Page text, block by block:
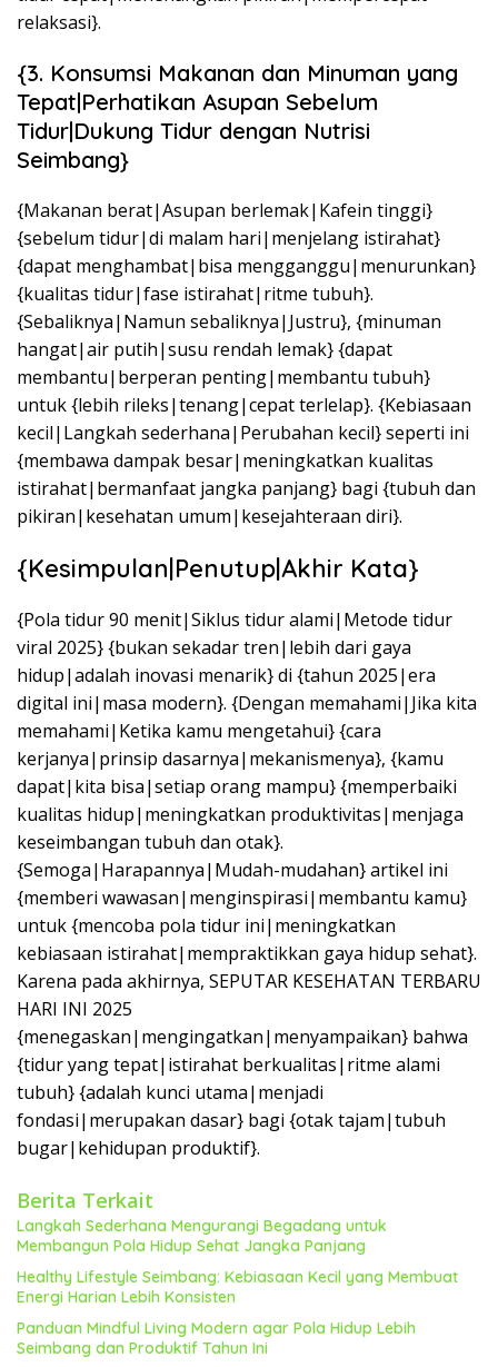
relaksasi}.
{3. Konsumsi Makanan dan Minuman yang
Tepat|Perhatikan Asupan Sebelum
Tidur|Dukung Tidur dengan Nutrisi
Seimbang}
{Makanan berat|Asupan berlemak|Kafein tinggi}
{sebelum tidur|di malam hari|menjelang istirahat}
{dapat menghambat|bisa mengganggu|menurunkan}
{kualitas tidur|fase istirahat|ritme tubuh}.
{Sebaliknya|Namun sebaliknya|Justru}, {minuman
hangat|air putih|susu rendah lemak} {dapat
membantu|berperan penting|membantu tubuh}
untuk {lebih rileks|tenang|cepat terlelap}. {Kebiasaan
kecil|Langkah sederhana|Perubahan kecil} seperti ini
{membawa dampak besar|meningkatkan kualitas
istirahat|bermanfaat jangka panjang} bagi {tubuh dan
pikiran|kesehatan umum|kesejahteraan diri}.
{Kesimpulan|Penutup|Akhir Kata}
{Pola tidur 90 menit|Siklus tidur alami|Metode tidur
viral 2025} {bukan sekadar tren|lebih dari gaya
hidup|adalah inovasi menarik} di {tahun 2025|era
digital ini|masa modern}. {Dengan memahami|Jika kita
memahami|Ketika kamu mengetahui} {cara
kerjanya|prinsip dasarnya|mekanismenya}, {kamu
dapat|kita bisa|setiap orang mampu} {memperbaiki
kualitas hidup|meningkatkan produktivitas|menjaga
keseimbangan tubuh dan otak}.
{Semoga|Harapannya|Mudah-mudahan} artikel ini
{memberi wawasan|menginspirasi|membantu kamu}
untuk {mencoba pola tidur ini|meningkatkan
kebiasaan istirahat|mempraktikkan gaya hidup sehat}.
Karena pada akhirnya, SEPUTAR KESEHATAN TERBARU
HARI INI 2025
{menegaskan|mengingatkan|menyampaikan} bahwa
{tidur yang tepat|istirahat berkualitas|ritme alami
tubuh} {adalah kunci utama|menjadi
fondasi|merupakan dasar} bagi {otak tajam|tubuh
bugar|kehidupan produktif}.
Berita Terkait
Langkah Sederhana Mengurangi Begadang untuk
Membangun Pola Hidup Sehat Jangka Panjang
Healthy Lifestyle Seimbang: Kebiasaan Kecil yang Membuat
Energi Harian Lebih Konsisten
Panduan Mindful Living Modern agar Pola Hidup Lebih
Seimbang dan Produktif Tahun Ini